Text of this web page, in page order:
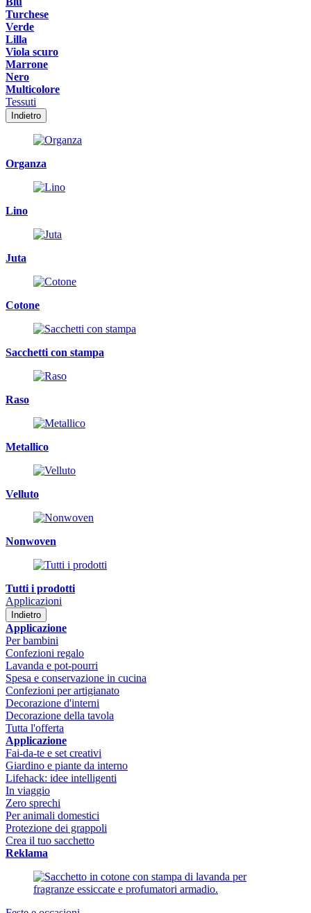
Turchese
Verde
Lilla
Viola scuro
Marrone
Nero
Multicolore
Tessuti
Indietro
Organza
Lino
Juta
Cotone
Sacchetti con stampa
Raso
Metallico
Velluto
Nonwoven
Tutti i prodotti
Applicazioni
Indietro
Applicazione
Per bambini
Confezioni regalo
Lavanda e pot-pourri
Spesa e conservazione in cucina
Confezioni per artigianato
Decorazione d'interni
Decorazione della tavola
Tutta l'offerta
Applicazione
Fai-da-te e set creativi
Giardino e piante da interno
Lifehack: idee intelligenti
In viaggio
Zero sprechi
Per animali domestici
Protezione dei grappoli
Crea il tuo sacchetto
Reklama